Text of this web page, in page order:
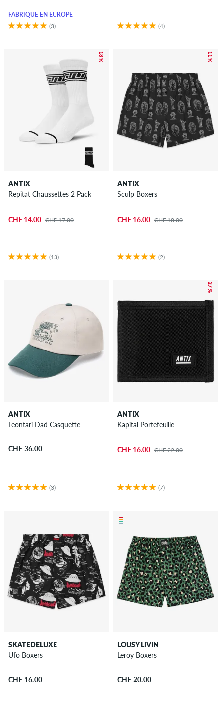
FABRIQUÉ EN EUROPE
(3)
(4)
– 18 %
ANTIX
Repitat Chaussettes 2 Pack
CHF 14.00 CHF 17.00
(13)
– 11 %
ANTIX
Sculp Boxers
CHF 16.00 CHF 18.00
(2)
ANTIX
Leontari Dad Casquette
CHF 36.00
(3)
– 27 %
ANTIX
Kapital Portefeuille
CHF 16.00 CHF 22.00
(7)
SKATEDELUXE
Ufo Boxers
CHF 16.00
LOUSY LIVIN
Leroy Boxers
CHF 20.00